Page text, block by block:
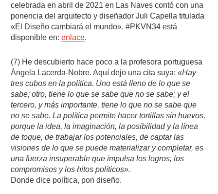
celebrada en abril de 2021 en Las Naves contó con una
ponencia del arquitecto y diseñador Juli Capella titulada
«El Diseño cambiará el mundo». #PKVN34 está
disponible en:enlace.
(7) He descubierto hace poco a la profesora portuguesa
Àngela Lacerda-Nobre. Aquí dejo una cita suya:«Hay
tres cubos en la política. Uno está lleno de lo que se
sabe; otro, tiene lo que se sabe que no se sabe; y el
tercero, y más importante, tiene lo que no se sabe que
no se sabe. La política permite hacer tortillas sin huevos,
porque la idea, la imaginación, la posibilidad y la línea
de toque, de trabajar los potenciales, de captar las
visiones de lo que se puede materializar y completar, es
una fuerza insuperable que impulsa los logros, los
compromisos y los hitos políticos».
Donde dice política, pon diseño.